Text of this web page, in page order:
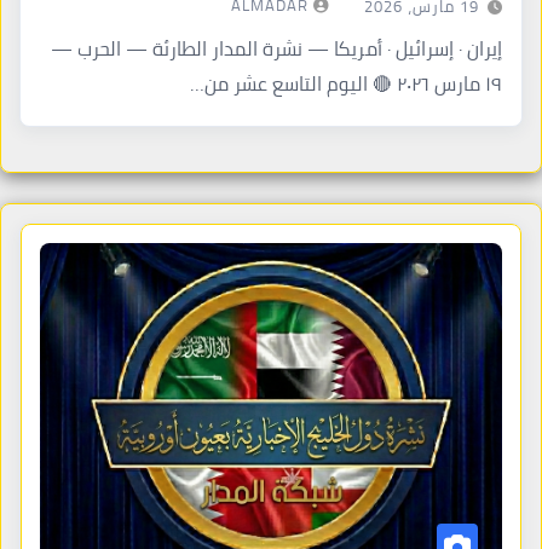
19 مارس، 2026
إيران · إسرائيل · أمريكا — نشرة المدار الطارئة — الحرب —
١٩ مارس ٢٠٢٦ 🔴 اليوم التاسع عشر من…